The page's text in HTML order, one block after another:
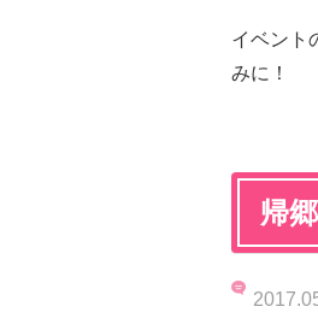
イベント
みに！
帰